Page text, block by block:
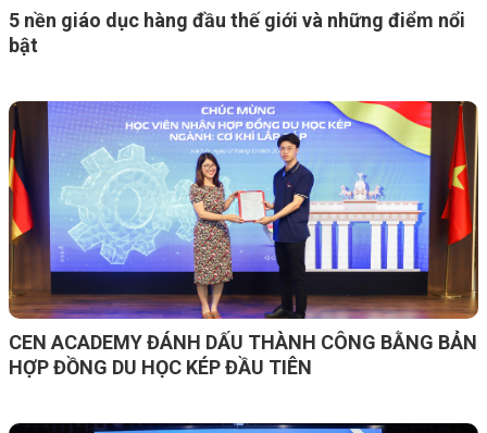
5 nền giáo dục hàng đầu thế giới và những điểm nổi
bật
CEN ACADEMY ĐÁNH DẤU THÀNH CÔNG BẰNG BẢN
HỢP ĐỒNG DU HỌC KÉP ĐẦU TIÊN